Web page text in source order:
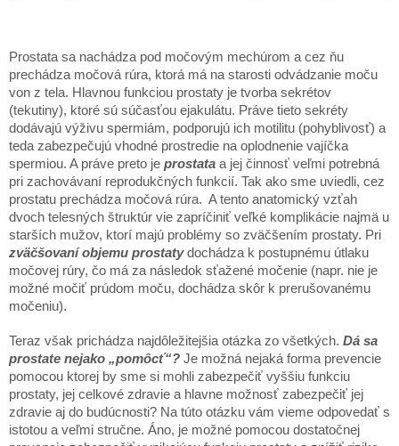
Prostata sa nachádza pod močovým mechúrom a cez ňu
prechádza močová rúra, ktorá má na starosti odvádzanie moču
von z tela. Hlavnou funkciou prostaty je tvorba sekrétov
(tekutiny), ktoré sú súčasťou ejakulátu. Práve tieto sekréty
dodávajú výživu spermiám, podporujú ich motilitu (pohyblivosť) a
teda zabezpečujú vhodné prostredie na oplodnenie vajíčka
spermiou. A práve preto je prostata a jej činnosť veľmi potrebná
pri zachovávaní reprodukčných funkcií. Tak ako sme uviedli, cez
prostatu prechádza močová rúra. A tento anatomický vzťah
dvoch telesných štruktúr vie zapríčiniť veľké komplikácie najmä u
starších mužov, ktorí majú problémy so zväčšením prostaty. Pri
zväčšovaní objemu prostatydochádza k postupnému útlaku
močovej rúry, čo má za následok sťažené močenie (napr. nie je
možné močiť prúdom moču, dochádza skôr k prerušovanému
močeniu).
Teraz však prichádza najdôležitejšia otázka zo všetkých. Dá sa
prostate nejako „pomôcť“? Je možná nejaká forma prevencie
pomocou ktorej by sme si mohli zabezpečiť vyššiu funkciu
prostaty, jej celkové zdravie a hlavne možnosť zabezpečiť jej
zdravie aj do budúcnosti? Na túto otázku vám vieme odpovedať s
istotou a veľmi stručne. Áno, je možné pomocou dostatočnej